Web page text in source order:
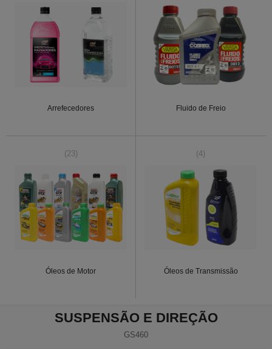
Arrefecedores Fluido de Freio
(23)
Óleos de Motor
(4)
Óleos de Transmissão
SUSPENSÃO E DIREÇÃO
GS460